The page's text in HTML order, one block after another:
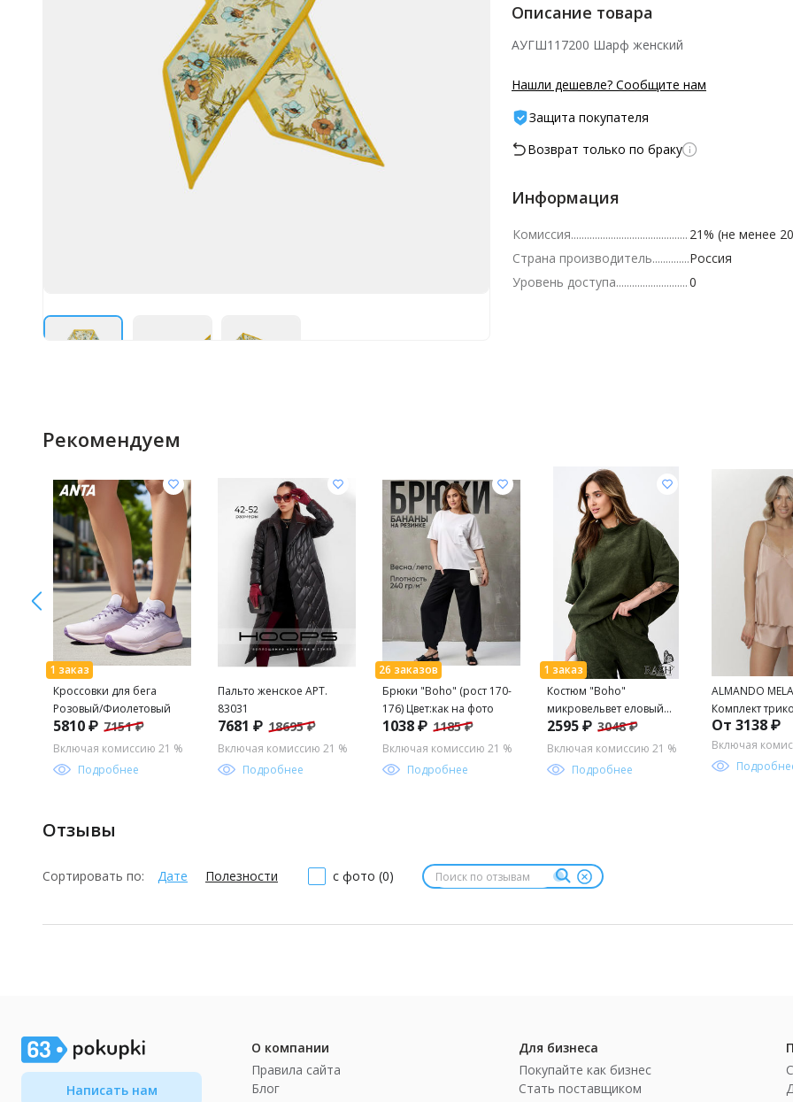
Описание товара
АУГШ117200 Шарф женский
Нашли дешевле? Сообщите нам
Защита покупателя
Возврат только по браку
Информация
Комиссия
21% (не менее
Страна производитель
Россия
Уровень доступа
0
Рекомендуем
Кроссовки для бега
Розовый/Фиолетовый
5810 ₽ 7151 ₽
Включая комиссию 21 %
Подробнее
Пальто женское АРТ.
83031
7681 ₽ 18695 ₽
Включая комиссию 21 %
Подробнее
Брюки "Boho" (рост 170-
176) Цвет:как на фото
1038 ₽ 1185 ₽
Включая комиссию 21 %
Подробнее
Костюм "Boho"
микровельвет еловый
Цвет:как на фото
2595 ₽ 3048 ₽
Включая комиссию 21 %
Подробнее
ALMANDO
Комплект
женский
Цвет:пудровый
От 3138 ₽
Включая
Отзывы
Сортировать по: Дате Полезности с фото (0)
Написать нам
О компании
Правила сайта
Блог
Для бизнеса
Покупайте как бизнес
Стать поставщиком